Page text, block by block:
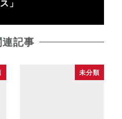
」
連記事
未分類